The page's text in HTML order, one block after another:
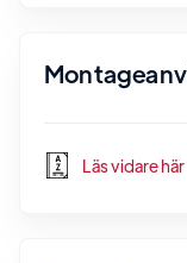
Läs vidare här